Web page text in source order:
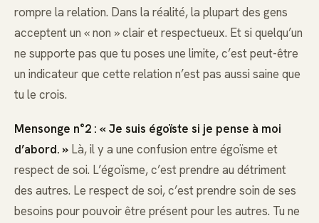
rompre la relation. Dans la réalité, la plupart des gens
acceptent un « non » clair et respectueux. Et si quelqu’un
ne supporte pas que tu poses une limite, c’est peut-être
un indicateur que cette relation n’est pas aussi saine que
tu le crois.
Mensonge n°2 : « Je suis égoïste si je pense à moi
d’abord. » Là, il y a une confusion entre égoïsme et
respect de soi. L’égoïsme, c’est prendre au détriment
des autres. Le respect de soi, c’est prendre soin de ses
besoins pour pouvoir être présent pour les autres. Tu ne